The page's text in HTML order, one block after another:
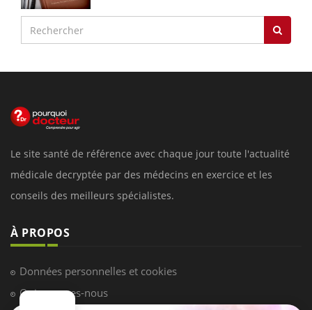
Le site santé de référence avec chaque jour toute l'actualité
médicale decryptée par des médecins en exercice et les
conseils des meilleurs spécialistes.
À PROPOS
Données personnelles et cookies
Qui sommes-nous